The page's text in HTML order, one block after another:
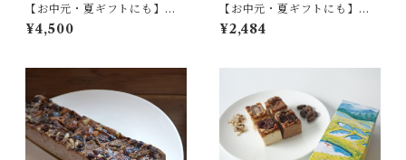
【お中元・夏ギフトにも】麹
チーズケーキ・夏のきらめき
ギフトBOX（ラッピング・カ
¥4,500
【お中元・夏ギフトにも】麹
チーズケーキ「夏の果実とフ
ランボワーズ」（ハーフサイ
¥2,484